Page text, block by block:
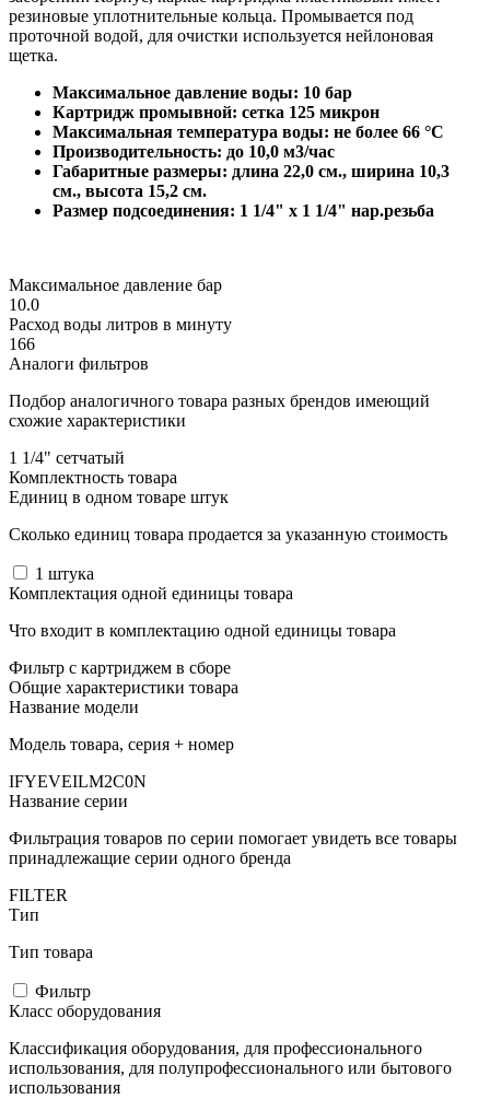
резиновые уплотнительные кольца. Промывается под
проточной водой, для очистки используется нейлоновая
щетка.
Максимальное давление воды: 10 бар
Картридж промывной: сетка 125 микрон
Максимальная температура воды: не более 66 °С
Производительность: до 10,0 м3/час
Габаритные размеры: длина 22,0 см., ширина 10,3
см., высота 15,2 см.
Размер подсоединения: 1 1/4" х 1 1/4" нар.резьба
Максимальное давление бар
10.0
Расход воды литров в минуту
166
Аналоги фильтров
Подбор аналогичного товара разных брендов имеющий
схожие характеристики
1 1/4" сетчатый
Комплектность товара
Единиц в одном товаре штук
Сколько единиц товара продается за указанную стоимость
1 штука
Комплектация одной единицы товара
Что входит в комплектацию одной единицы товара
Фильтр с картриджем в сборе
Общие характеристики товара
Название модели
Модель товара, серия + номер
IFYEVEILM2C0N
Название серии
Фильтрация товаров по серии помогает увидеть все товары
принадлежащие серии одного бренда
FILTER
Тип
Тип товара
Фильтр
Класс оборудования
Классификация оборудования, для профессионального
использования, для полупрофессионального или бытового
использования